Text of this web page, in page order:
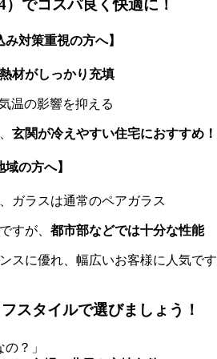
でコスパ良く快適に！
対策重視の方へ】
材がしっかり充填
温の影響を抑える
玄関が冷えやすい住宅におすすめ！
の方へ】
ガラスは通常のペアガラス
すが、 都市部などでは十分な性能
スに優れ、幅広いお客様に人気で
スタイルで選びましょう！
？」